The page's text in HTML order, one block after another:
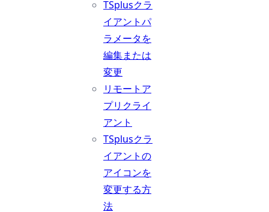
TSplusクラ
イアントパ
ラメータを
編集または
変更
リモートア
プリクライ
アント
TSplusクラ
イアントの
アイコンを
変更する方
法